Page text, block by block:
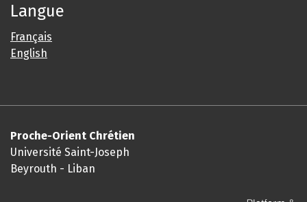
Langue
Français
English
Proche-Orient Chrétien
Université Saint-Joseph
Beyrouth - Liban